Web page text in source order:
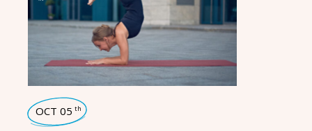
OCT 05 th